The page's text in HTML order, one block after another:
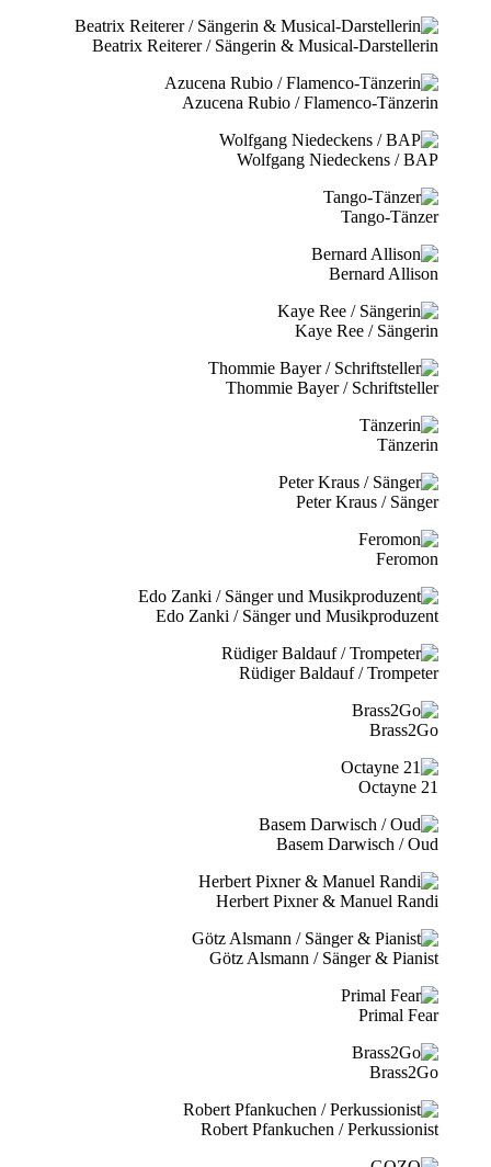
Beatrix Reiterer / Sängerin & Musical-Darstellerin
Azucena Rubio / Flamenco-Tänzerin
Wolfgang Niedeckens / BAP
Tango-Tänzer
Bernard Allison
Kaye Ree / Sängerin
Thommie Bayer / Schriftsteller
Tänzerin
Peter Kraus / Sänger
Feromon
Edo Zanki / Sänger und Musikproduzent
Rüdiger Baldauf / Trompeter
Brass2Go
21 Octayne
Basem Darwisch / Oud
Herbert Pixner & Manuel Randi
Götz Alsmann / Sänger & Pianist
Primal Fear
Brass2Go
Robert Pfankuchen / Perkussionist